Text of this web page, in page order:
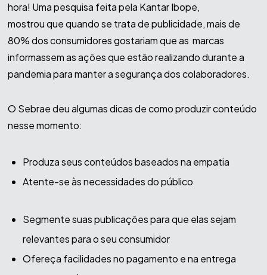
hora! Uma pesquisa feita pela Kantar Ibope,
mostrou que quando se trata de publicidade, mais de
80% dos consumidores gostariam que as marcas
informassem as ações que estão realizando durante a
pandemia para manter a segurança dos colaboradores.
O Sebrae deu algumas dicas de como produzir conteúdo
nesse momento:
Produza seus conteúdos baseados na empatia
Atente-se às necessidades do público
Segmente suas publicações para que elas sejam
relevantes para o seu consumidor
Ofereça facilidades no pagamento e na entrega